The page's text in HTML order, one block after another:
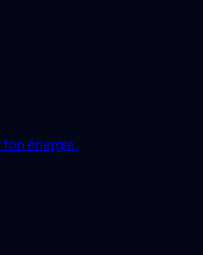
ton énergie.